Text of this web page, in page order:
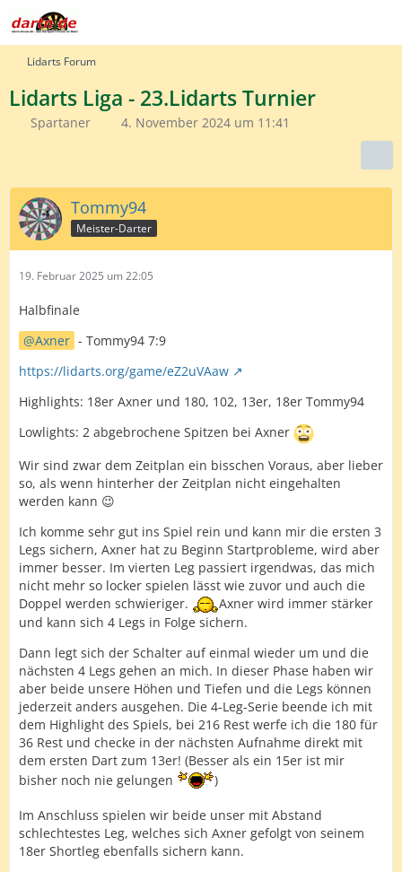
Lidarts Forum
Lidarts Liga - 23.Lidarts Turnier
Spartaner 4. November 2024 um 11:41
Tommy94
Meister-Darter
19. Februar 2025 um 22:05
Halbfinale
Axner - Tommy94 7:9
https://lidarts.org/game/eZ2uVAaw
Highlights: 18er Axner und 180, 102, 13er, 18er Tommy94
Lowlights: 2 abgebrochene Spitzen bei Axner
Wir sind zwar dem Zeitplan ein bisschen Voraus, aber lieber
so, als wenn hinterher der Zeitplan nicht eingehalten
werden kann 😉
Ich komme sehr gut ins Spiel rein und kann mir die ersten 3
Legs sichern, Axner hat zu Beginn Startprobleme, wird aber
immer besser. Im vierten Leg passiert irgendwas, das mich
nicht mehr so locker spielen lässt wie zuvor und auch die
Doppel werden schwieriger.
Axner wird immer stärker
und kann sich 4 Legs in Folge sichern.
Dann legt sich der Schalter auf einmal wieder um und die
nächsten 4 Legs gehen an mich. In dieser Phase haben wir
aber beide unsere Höhen und Tiefen und die Legs können
jederzeit anders ausgehen. Die 4-Leg-Serie beende ich mit
dem Highlight des Spiels, bei 216 Rest werfe ich die 180 für
36 Rest und checke in der nächsten Aufnahme direkt mit
dem ersten Dart zum 13er! (Besser als ein 15er ist mir
bisher noch nie gelungen
)
Im Anschluss spielen wir beide unser mit Abstand
schlechtestes Leg, welches sich Axner gefolgt von seinem
18er Shortleg ebenfalls sichern kann.